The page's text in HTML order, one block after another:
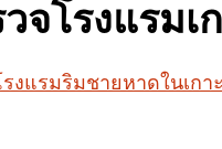
วจโรงแรม
รงแรมริมชายหาดในเกา